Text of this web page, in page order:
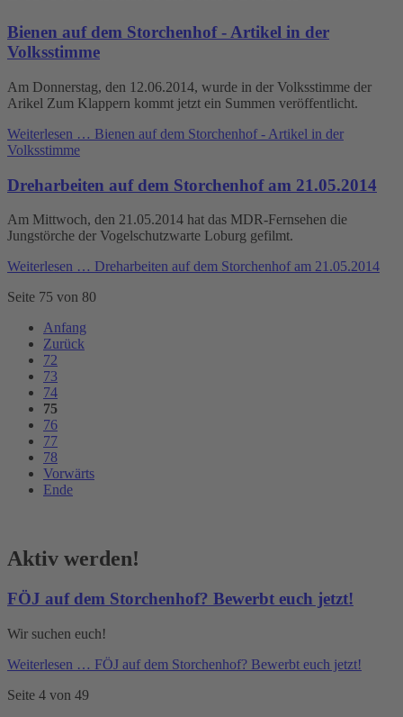
Bienen auf dem Storchenhof - Artikel in der
Volksstimme
Am Donnerstag, den 12.06.2014, wurde in der Volksstimme der
Arikel Zum Klappern kommt jetzt ein Summen veröffentlicht.
Weiterlesen … Bienen auf dem Storchenhof - Artikel in der
Volksstimme
Dreharbeiten auf dem Storchenhof am 21.05.2014
Am Mittwoch, den 21.05.2014 hat das MDR-Fernsehen die
Jungstörche der Vogelschutzwarte Loburg gefilmt.
Weiterlesen … Dreharbeiten auf dem Storchenhof am 21.05.2014
Seite 75 von 80
Anfang
Zurück
72
73
74
75
76
77
78
Vorwärts
Ende
Aktiv werden!
FÖJ auf dem Storchenhof? Bewerbt euch jetzt!
Wir suchen euch!
Weiterlesen … FÖJ auf dem Storchenhof? Bewerbt euch jetzt!
Seite 4 von 49